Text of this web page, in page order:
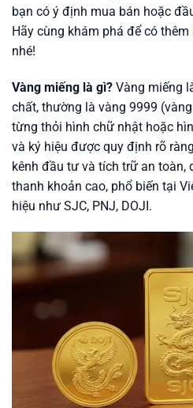
bạn có ý định mua bán hoặc
Hãy cùng khám phá để có thêm
nhé!
Vàng miếng là gì? Vàng miếng
chất, thường là vàng 9999
từng thỏi hình chữ nhật hoặc
và ký hiệu được quy định rõ
kênh đầu tư và tích trữ an toàn,
thanh khoản cao, phổ biến tại
hiệu như SJC, PNJ, DOJI.